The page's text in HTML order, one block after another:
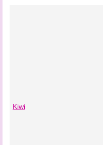
Kiwi